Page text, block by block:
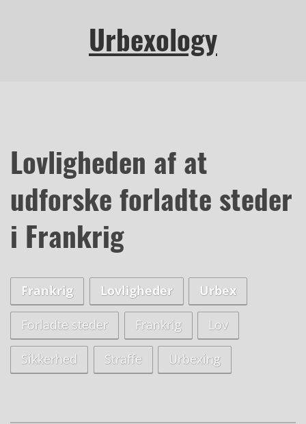
Urbexology
Lovligheden af at
udforske forladte steder
i Frankrig
Frankrig Lovligheder Urbex
Forladte steder Frankrig Lov
Sikkerhed Straffe Urbexing